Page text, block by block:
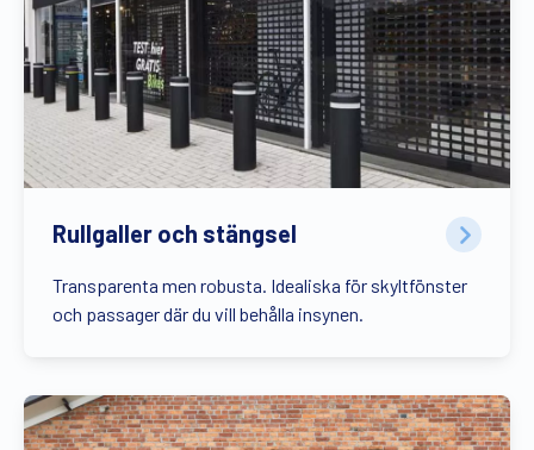
Rullgaller och stängsel
Transparenta men robusta. Idealiska för skyltfönster
och passager där du vill behålla insynen.